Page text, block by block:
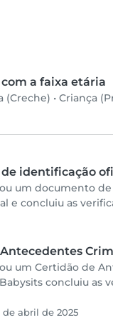
a faixa etária
(Creche) • Criança
identificação
um documento
e concluiu as
um Certidão de
concluiu as
abril de 2025